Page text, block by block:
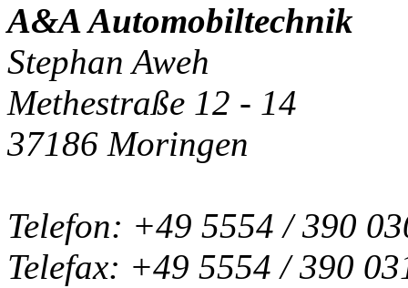
A&A Automobiltechnik
Stephan Aweh
Methestraße 12 - 14
37186 Moringen
Telefon: +49 5554 / 390
Telefax: +49 5554 / 390